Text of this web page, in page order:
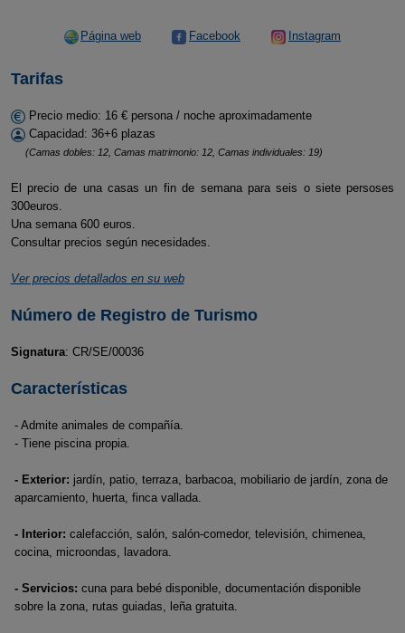
Página web Facebook Instagram
Tarifas
Precio medio: 16 € persona / noche aproximadamente
Capacidad: 36+6 plazas
(Camas dobles: 12, Camas matrimonio: 12, Camas individuales: 19)
El precio de una casas un fin de semana para seis o siete persoses
300euros.
Una semana 600 euros.
Consultar precios según necesidades.
Ver precios detallados en su web
Número de Registro de Turismo
Signatura: CR/SE/00036
Características
- Admite animales de compañía.
- Tiene piscina propia.
- Exterior: jardín, patio, terraza, barbacoa, mobiliario de jardín, zona de
aparcamiento, huerta, finca vallada.
- Interior: calefacción, salón, salón-comedor, televisión, chimenea,
cocina, microondas, lavadora.
- Servicios: cuna para bebé disponible, documentación disponible
sobre la zona, rutas guiadas, leña gratuita.